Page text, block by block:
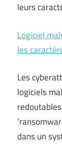
leurs
Logiciel
les
Les
logiciels
dans un